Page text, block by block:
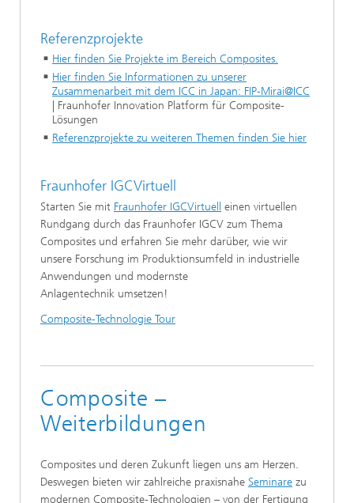
Referenzprojekte
Hier finden Sie Projekte im Bereich Composites.
Hier finden Sie Informationen zu unserer
Zusammenarbeit mit dem ICC in Japan: FIP-Mirai@ICC
| Fraunhofer Innovation Platform für Composite-
Lösungen
Referenzprojekte zu weiteren Themen finden Sie hier
Fraunhofer IGCVirtuell
Starten Sie mit Fraunhofer IGCVirtuell einen virtuellen
Rundgang durch das Fraunhofer IGCV zum Thema
Composites und erfahren Sie mehr darüber, wie wir
unsere Forschung im Produktionsumfeld in industrielle
Anwendungen und modernste
Anlagentechnik umsetzen!
Composite-Technologie Tour
Composite –
Weiterbildungen
Composites und deren Zukunft liegen uns am Herzen.
Deswegen bieten wir zahlreiche praxisnahe Seminare zu
modernen Composite-Technologien – von der Fertigung